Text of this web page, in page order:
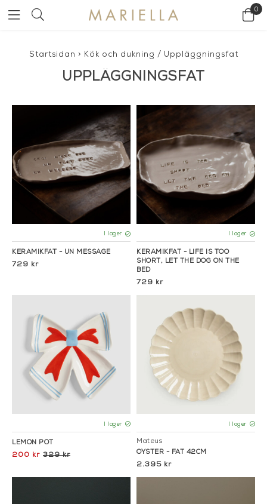
0
Startsidan > Kök och dukning / Uppläggningsfat
UPPLÄGGNINGSFAT
I lager
KERAMIKFAT - UN MESSAGE
729 kr
I lager
KERAMIKFAT - LIFE IS TOO
SHORT, LET THE DOG ON THE
BED
729 kr
I lager
LEMON POT
200 kr 329 kr
I lager
Mateus
OYSTER - FAT 42CM
2.395 kr